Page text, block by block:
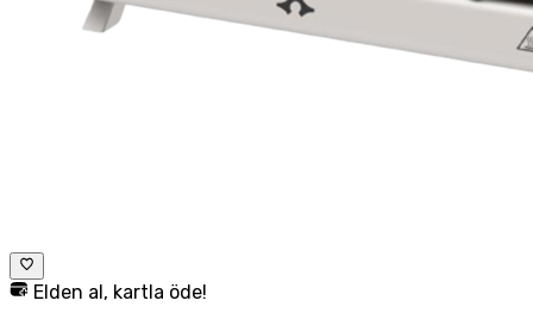
Elden al, kartla öde!